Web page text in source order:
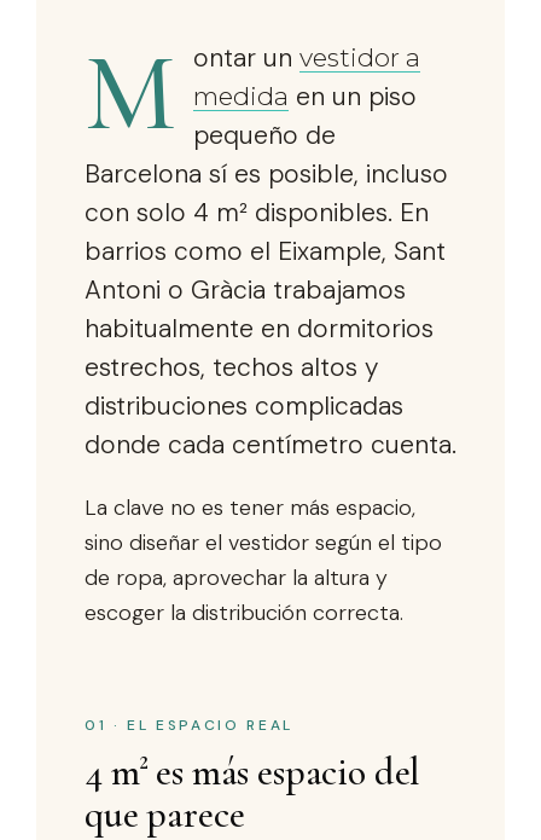
M ontar un vestidor a
medida en un piso
pequeño de
Barcelona sí es posible, incluso
con solo 4 m² disponibles. En
barrios como el Eixample, Sant
Antoni o Gràcia trabajamos
habitualmente en dormitorios
estrechos, techos altos y
distribuciones complicadas
donde cada centímetro cuenta.
La clave no es tener más espacio,
sino diseñar el vestidor según el tipo
de ropa, aprovechar la altura y
escoger la distribución correcta.
01 · EL ESPACIO REAL
4 m² es más espacio del
que parece